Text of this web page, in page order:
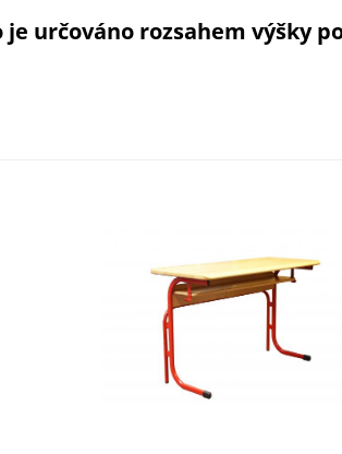
určováno rozsahem výšky